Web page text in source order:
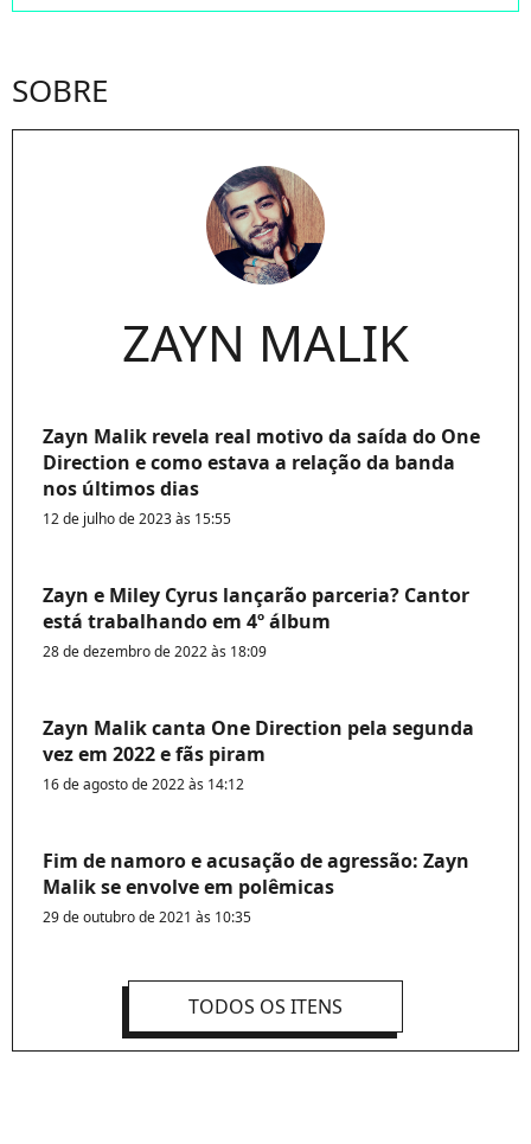
SOBRE
ZAYN MALIK
Zayn Malik revela real motivo da saída do One
Direction e como estava a relação da banda
nos últimos dias
12 de julho de 2023 às 15:55
Zayn e Miley Cyrus lançarão parceria? Cantor
está trabalhando em 4º álbum
28 de dezembro de 2022 às 18:09
Zayn Malik canta One Direction pela segunda
vez em 2022 e fãs piram
16 de agosto de 2022 às 14:12
Fim de namoro e acusação de agressão: Zayn
Malik se envolve em polêmicas
29 de outubro de 2021 às 10:35
TODOS OS ITENS